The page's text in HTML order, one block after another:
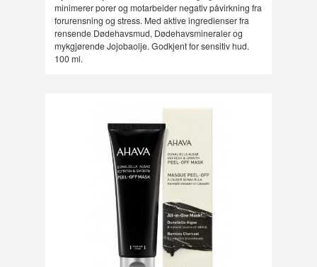
minimerer porer og motarbeider negativ påvirkning fra
forurensning og stress. Med aktive ingredienser fra
rensende Dødehavsmud, Dødehavsmineraler og
mykgjørende Jojobaolje. Godkjent for sensitiv hud.
100 ml.